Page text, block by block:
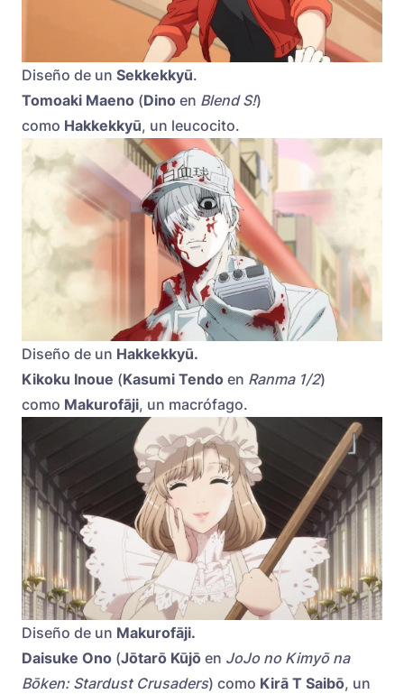
Diseño de un Sekkekkyū.
Tomoaki Maeno (Dino en Blend S!)
como Hakkekkyū, un leucocito.
Diseño de un Hakkekkyū.
Kikoku Inoue (Kasumi Tendo en Ranma 1/2)
como Makurofāji, un macrófago.
Diseño de un Makurofāji.
Daisuke Ono (Jōtarō Kūjō en JoJo no Kimyō na
Bōken: Stardust Crusaders) como Kirā T Saibō, un